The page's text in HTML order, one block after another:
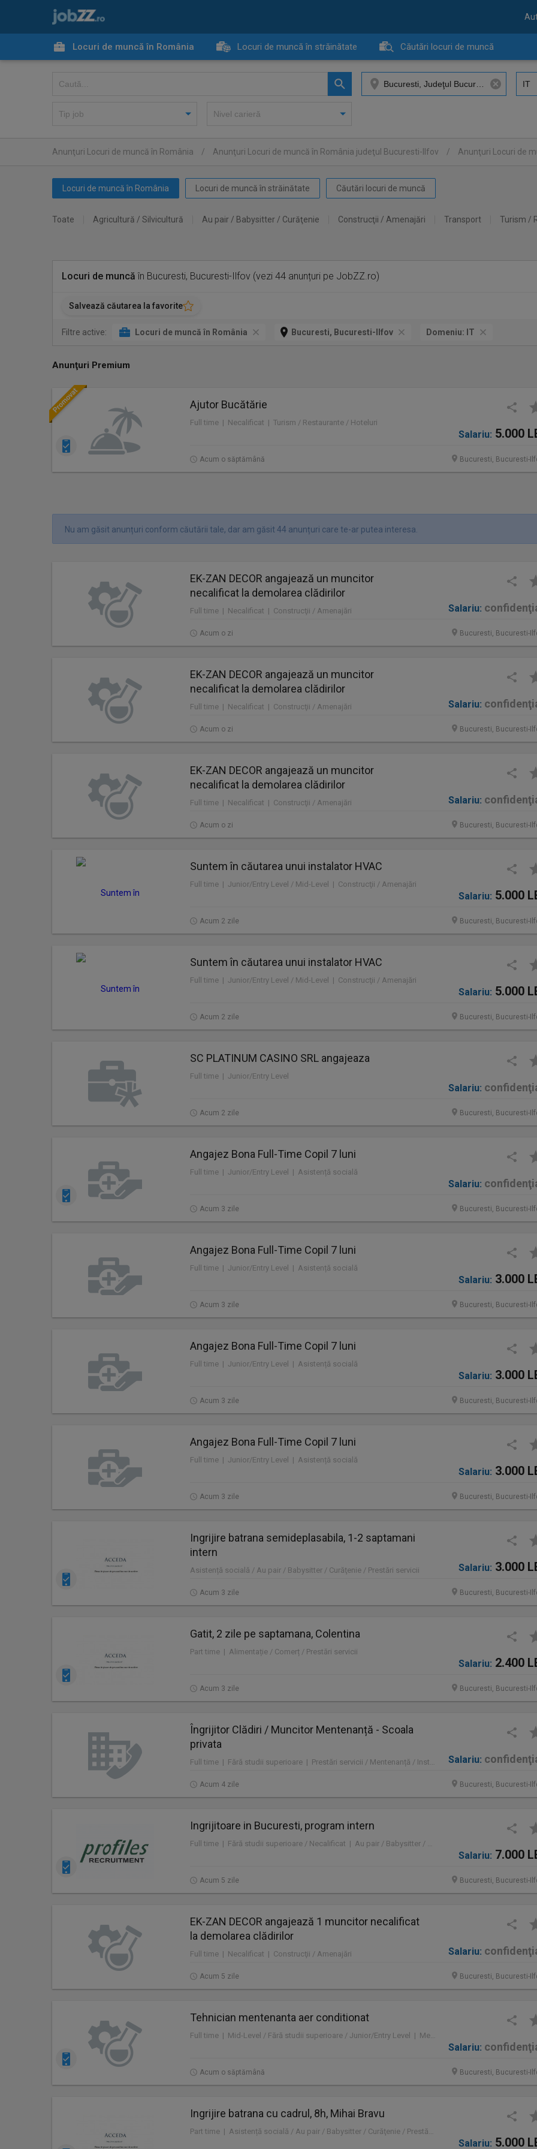
Locuri de muncă în România Locuri de muncă în străinătate Căutări locuri de muncă
Anunţuri Locuri de muncă în România / Anunţuri Locuri de muncă în România judeţul Bucuresti-Ilfov / Anunţuri Locuri de
Locuri de muncă în România Locuri de muncă în străinătate Căutări locuri de muncă
Toate Agricultură / Silvicultură Au pair / Babysitter / Curăţenie Construcţii / Amenajări Transport Turism /
Locuri de muncă în Bucuresti, Bucuresti-Ilfov (vezi 44 anunțuri pe JobZZ.ro)
Salvează căutarea la favorite
Filtre active: Locuri de muncă în România Bucuresti, Bucuresti-Ilfov Domeniu: IT
Anunţuri Premium
Ajutor Bucătărie
Full time | Necalificat | Turism / Restaurante / Hoteluri
Salariu: 5.000
Acum o săptămână Bucuresti, Bucuresti-
Nu am găsit anunțuri conform căutării tale, dar am găsit 44 anunțuri care te-ar putea interesa.
EK-ZAN DECOR angajează un muncitor
necalificat la demolarea clădirilor
Full time | Necalificat | Construcţii / Amenajări Salariu:
Acum o zi Bucuresti, Bucuresti-
EK-ZAN DECOR angajează un muncitor
necalificat la demolarea clădirilor
Full time | Necalificat | Construcţii / Amenajări Salariu:
Acum o zi Bucuresti, Bucuresti-
EK-ZAN DECOR angajează un muncitor
necalificat la demolarea clădirilor
Full time | Necalificat | Construcţii / Amenajări Salariu:
Acum o zi Bucuresti, Bucuresti-
Suntem în căutarea unui instalator HVAC
Full time | Junior/Entry Level / Mid-Level | Construcţii / Amenajări
Salariu: 5.000
Acum 2 zile Bucuresti, Bucuresti-
Suntem în căutarea unui instalator HVAC
Full time | Junior/Entry Level / Mid-Level | Construcţii / Amenajări
Salariu: 5.000
Acum 2 zile Bucuresti, Bucuresti-
SC PLATINUM CASINO SRL angajeaza
Full time | Junior/Entry Level
Salariu:
Acum 2 zile Bucuresti, Bucuresti-
Angajez Bona Full-Time Copil 7 luni
Full time | Junior/Entry Level | Asistență socială
Salariu:
Acum 3 zile Bucuresti, Bucuresti-
Angajez Bona Full-Time Copil 7 luni
Full time | Junior/Entry Level | Asistență socială
Salariu: 3.000
Acum 3 zile Bucuresti, Bucuresti-
Angajez Bona Full-Time Copil 7 luni
Full time | Junior/Entry Level | Asistență socială
Salariu: 3.000
Acum 3 zile Bucuresti, Bucuresti-
Angajez Bona Full-Time Copil 7 luni
Full time | Junior/Entry Level | Asistență socială
Salariu: 3.000
Acum 3 zile Bucuresti, Bucuresti-
Ingrijire batrana semideplasabila, 1-2 saptamani
intern
Asistență socială / Au pair / Babysitter / Curăţenie / Prestări servicii Salariu: 3.000
Acum 3 zile Bucuresti, Bucuresti-
Gatit, 2 zile pe saptamana, Colentina
Part time | Alimentație / Comerț / Prestări servicii
Salariu: 2.400
Acum 3 zile Bucuresti, Bucuresti-
Îngrijitor Clădiri / Muncitor Mentenanță - Scoala
privata
Full time | Fără studii superioare | Prestări servicii / Mentenanță / Instalații / Construcţii / Amenajări Salariu:
Acum 4 zile Bucuresti, Bucuresti-
Ingrijitoare in Bucuresti, program intern
Full time | Fără studii superioare / Necalificat | Au pair / Babysitter / Curăţenie / Prestări servicii
Salariu: 7.000
Acum 5 zile Bucuresti, Bucuresti-
EK-ZAN DECOR angajează 1 muncitor necalificat
la demolarea clădirilor
Full time | Necalificat | Construcţii / Amenajări Salariu:
Acum 5 zile Bucuresti, Bucuresti-
Tehnician mentenanta aer conditionat
Full time | Mid-Level / Fără studii superioare / Junior/Entry Level | Mentenanță / Instalații
Salariu:
Acum o săptămână Bucuresti, Bucuresti-
Ingrijire batrana cu cadrul, 8h, Mihai Bravu
Part time | Asistență socială / Au pair / Babysitter / Curăţenie / Prestări servicii
Salariu: 5.000